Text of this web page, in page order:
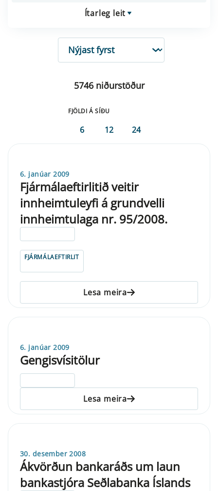
Ítarleg leit
RÖÐUN
5746 niðurstöður
FJÖLDI Á SÍÐU
6 12 24
6. janúar 2009
Fjármálaeftirlitið veitir
innheimtuleyfi á grundvelli
innheimtulaga nr. 95/2008.
FJÁRMÁLAEFTIRLIT
Lesa meira
6. janúar 2009
Gengisvísitölur
Lesa meira
30. desember 2008
Ákvörðun bankaráðs um laun
bankastjóra Seðlabanka Íslands